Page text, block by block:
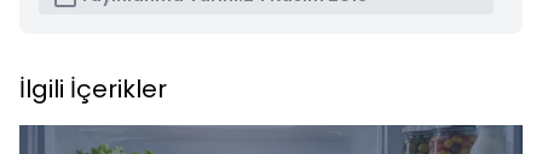
İlgili İçerikler